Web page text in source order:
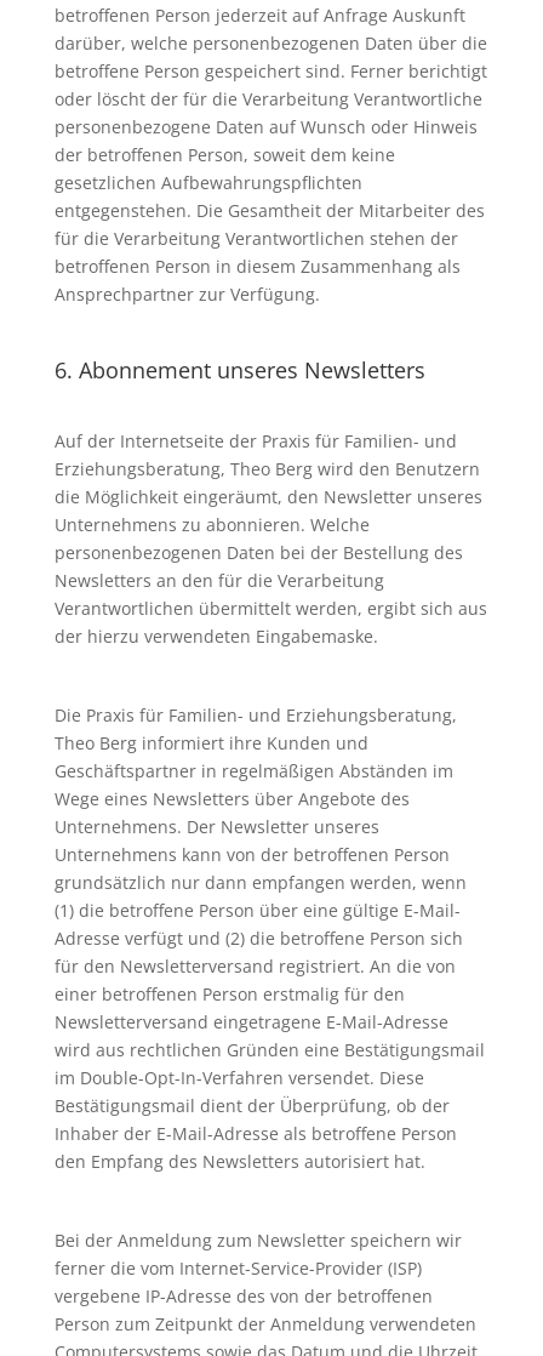
betroffenen Person jederzeit auf Anfrage Auskunft
darüber, welche personenbezogenen Daten über die
betroffene Person gespeichert sind. Ferner berichtigt
oder löscht der für die Verarbeitung Verantwortliche
personenbezogene Daten auf Wunsch oder Hinweis
der betroffenen Person, soweit dem keine
gesetzlichen Aufbewahrungspflichten
entgegenstehen. Die Gesamtheit der Mitarbeiter des
für die Verarbeitung Verantwortlichen stehen der
betroffenen Person in diesem Zusammenhang als
Ansprechpartner zur Verfügung.
6. Abonnement unseres Newsletters
Auf der Internetseite der Praxis für Familien- und
Erziehungsberatung, Theo Berg wird den Benutzern
die Möglichkeit eingeräumt, den Newsletter unseres
Unternehmens zu abonnieren. Welche
personenbezogenen Daten bei der Bestellung des
Newsletters an den für die Verarbeitung
Verantwortlichen übermittelt werden, ergibt sich aus
der hierzu verwendeten Eingabemaske.
Die Praxis für Familien- und Erziehungsberatung,
Theo Berg informiert ihre Kunden und
Geschäftspartner in regelmäßigen Abständen im
Wege eines Newsletters über Angebote des
Unternehmens. Der Newsletter unseres
Unternehmens kann von der betroffenen Person
grundsätzlich nur dann empfangen werden, wenn
(1) die betroffene Person über eine gültige E-Mail-
Adresse verfügt und (2) die betroffene Person sich
für den Newsletterversand registriert. An die von
einer betroffenen Person erstmalig für den
Newsletterversand eingetragene E-Mail-Adresse
wird aus rechtlichen Gründen eine Bestätigungsmail
im Double-Opt-In-Verfahren versendet. Diese
Bestätigungsmail dient der Überprüfung, ob der
Inhaber der E-Mail-Adresse als betroffene Person
den Empfang des Newsletters autorisiert hat.
Bei der Anmeldung zum Newsletter speichern wir
ferner die vom Internet-Service-Provider (ISP)
vergebene IP-Adresse des von der betroffenen
Person zum Zeitpunkt der Anmeldung verwendeten